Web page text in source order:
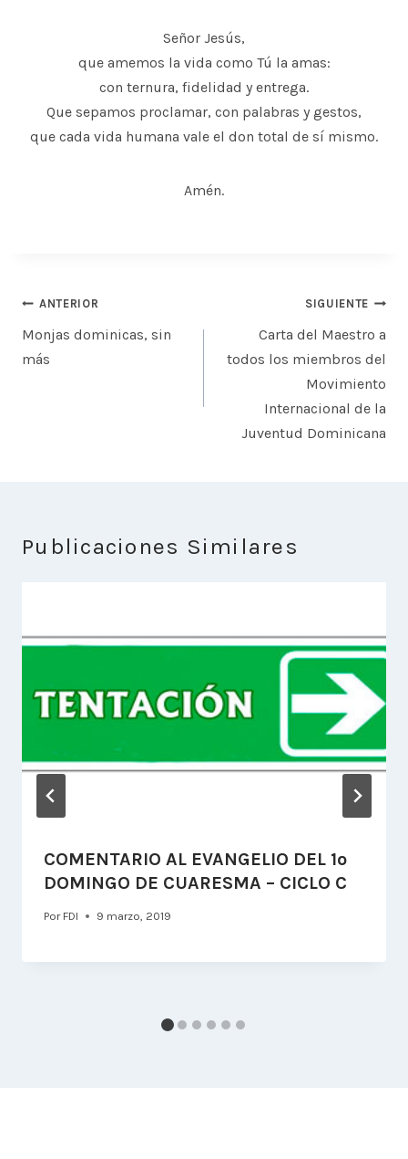
Señor Jesús,
que amemos la vida como Tú la amas:
con ternura, fidelidad y entrega.
Que sepamos proclamar, con palabras y gestos,
que cada vida humana vale el don total de sí mismo.
Amén.
Navegación
de
entradas
ANTERIOR
Monjas dominicas, sin
más
SIGUIENTE
Carta del Maestro a
todos los miembros del
Movimiento
Internacional de la
Juventud Dominicana
Publicaciones Similares
COMENTARIO AL EVANGELIO DEL 1º
DOMINGO DE CUARESMA – CICLO C
Por FDI 9 marzo, 2019